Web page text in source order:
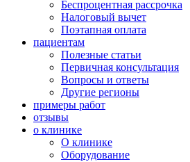
Беспроцентная рассрочка
Налоговый вычет
Поэтапная оплата
пациентам
Полезные статьи
Первичная консультация
Вопросы и ответы
Другие регионы
примеры работ
отзывы
о клинике
О клинике
Оборудование